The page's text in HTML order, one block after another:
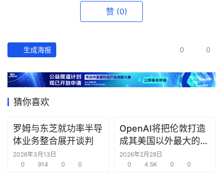
经
数
据
研
选
报
赞 (0)
生成海报 0 0
猜你喜欢
罗姆与东芝就功率半导
体业务整合展开谈判
2026年3月13日
0
914 0 0
OpenAI将把伦敦打造
成其美国以外最大的研
究中心
2026年2月28日
0
4.5K 0 0